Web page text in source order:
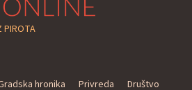
PIROTA
hronika Privreda
Društvo